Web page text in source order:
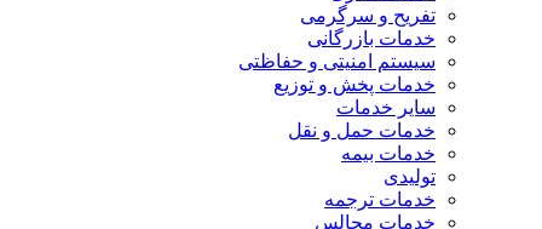
تفریح و سرگرمی
خدمات بازرگانی
سیستم امنیتی و حفاظتی
خدمات پخش و توزیع
سایر خدمات
خدمات حمل و نقل
خدمات بیمه
تولیدی
خدمات ترجمه
خدمات مجالس